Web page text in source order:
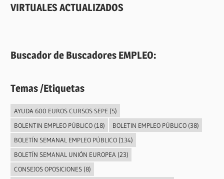
VIRTUALES ACTUALIZADOS
Buscador de Buscadores EMPLEO:
Temas /Etiquetas
AYUDA 600 EUROS CURSOS SEPE (5)
BOLENTIN EMPLEO PÚBLICO(18) BOLETIN EMPLEO PÚBLICO(38)
BOLETÍN SEMANAL EMPLEO PÚBLICO(134)
BOLETÍN SEMANAL UNIÓN EUROPEA(23)
CONSEJOS OPOSICIONES(8)